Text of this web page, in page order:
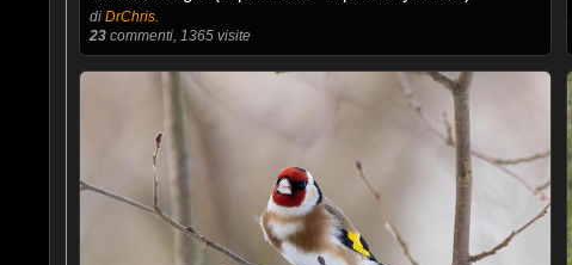
di DrChris.
23commenti, 1365 visite